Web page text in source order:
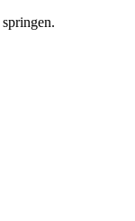
springen.